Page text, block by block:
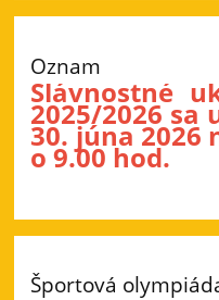
Oznam
Slávnostné
2025/2026
30. júna 2026
o 9.00 hod.
Športová